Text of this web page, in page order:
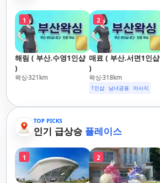
1
해림 ( 부산.수영1인샵
)
왁싱321km
2
매료 ( 부산.서면1인샵
)
왁싱318km
1인샵 남녀공용 마사지
TOP PICKS
인기 급상승 플레이스
1 2